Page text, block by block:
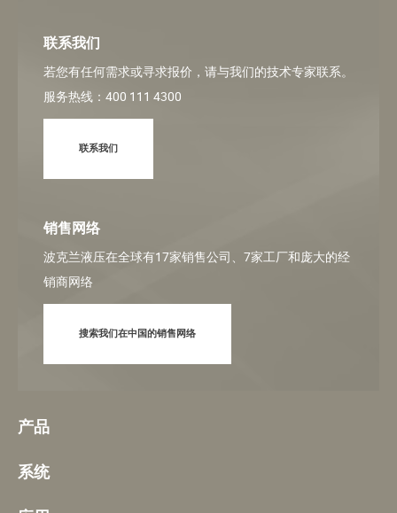
联系我们
若您有任何需求或寻求报价，请与我们的技术专家联系。
服务热线：400 111 4300
联系我们
销售网络
波克兰液压在全球有17家销售公司、7家工厂和庞大的经
销商网络
搜索我们在中国的销售网络
产品
系统